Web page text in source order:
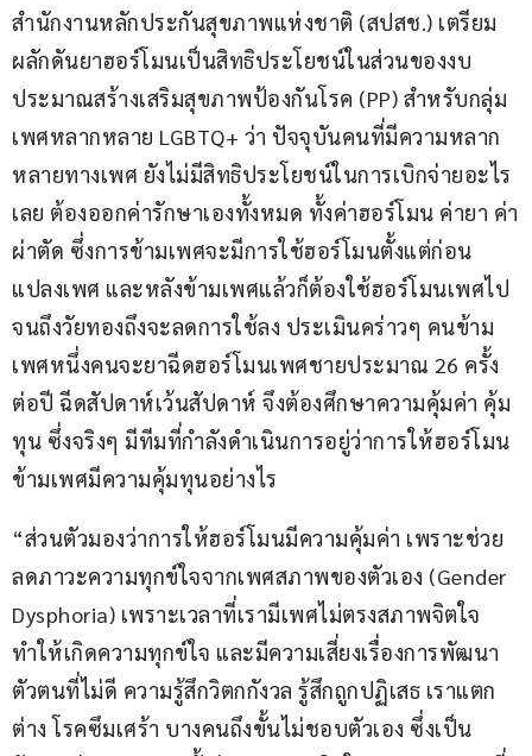
สำนักงานหลักประกันสุขภาพแห่งชาติ (สปสช.) เตรียม
ผลักดันยาฮอร์โมนเป็นสิทธิประโยชน์ในส่วนของงบ
ประมาณสร้างเสริมสุขภาพป้องกันโรค (PP) สำหรับกลุ่ม
เพศหลากหลาย LGBTQ+ ว่า ปัจจุบันคนที่มีความหลาก
หลายทางเพศ ยังไม่มีสิทธิประโยชน์ในการเบิกจ่ายอะไร
เลย ต้องออกค่ารักษาเองทั้งหมด ทั้งค่าฮอร์โมน ค่ายา ค่า
ผ่าตัด ซึ่งการข้ามเพศจะมีการใช้ฮอร์โมนตั้งแต่ก่อน
แปลงเพศ และหลังข้ามเพศแล้วก็ต้องใช้ฮอร์โมนเพศไป
จนถึงวัยทองถึงจะลดการใช้ลง ประเมินคร่าวๆ คนข้าม
เพศหนึ่งคนจะยาฉีดฮอร์โมนเพศชายประมาณ 26 ครั้ง
ต่อปี ฉีดสัปดาห์เว้นสัปดาห์ จึงต้องศึกษาความคุ้มค่า คุ้ม
ทุน ซึ่งจริงๆ มีทีมที่กำลังดำเนินการอยู่ว่าการให้ฮอร์โมน
ข้ามเพศมีความคุ้มทุนอย่างไร
“ส่วนตัวมองว่าการให้ฮอร์โมนมีความคุ้มค่า เพราะช่วย
ลดภาวะความทุกข์ใจจากเพศสภาพของตัวเอง (Gender
Dysphoria) เพราะเวลาที่เรามีเพศไม่ตรงสภาพจิตใจ
ทำให้เกิดความทุกข์ใจ และมีความเสี่ยงเรื่องการพัฒนา
ตัวตนที่ไม่ดี ความรู้สึกวิตกกังวล รู้สึกถูกปฏิเสธ เราแตก
ต่าง โรคซึมเศร้า บางคนถึงขั้นไม่ชอบตัวเอง ซึ่งเป็น